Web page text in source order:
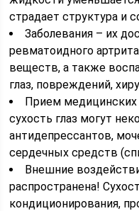
страдает структура и
Заболевания – их
ревматоидного
веществ, а также
глаз, повреждений,
Прием
сухость глаз могут
антидепрессантов,
сердечных средств
Внешние
распространена!
кондиционирования,